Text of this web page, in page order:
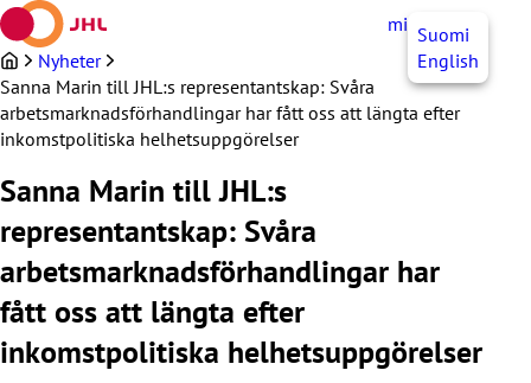
Hoppa
till
innehållet
mittJHL SV
Suomi
English
Nyheter
Sanna Marin till JHL:s representantskap: Svåra
arbetsmarknadsförhandlingar har fått oss att längta efter
inkomstpolitiska helhetsuppgörelser
Sanna Marin till JHL:s
representantskap: Svåra
arbetsmarknadsförhandlingar har
fått oss att längta efter
inkomstpolitiska helhetsuppgörelser